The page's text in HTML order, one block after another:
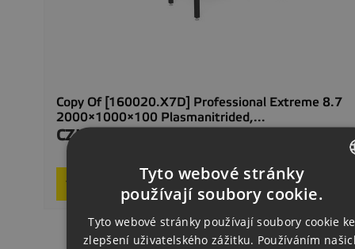
Copy Of [160020.X7D] Professional Extreme 8.7
2000×1000×100 Plasmanitrided,...
Price
CZK79,938.00
In stock
 Add to basket
ENGLISH
GERMAN
Tyto webové stránky
používají soubory cookie.
Tyto webové stránky používají soubory cookie ke
zlepšení uživatelského zážitku. Používáním